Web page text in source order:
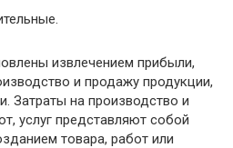
извлечением прибыли,
и продажу продукции,
Затраты на производство и
услуг представляют собой
товара, работ или